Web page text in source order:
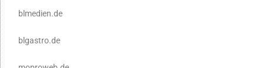
blmedien.de
blgastro.de